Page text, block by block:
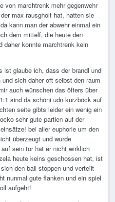
von marchtrenk mehr gegenwehr
max rausgholt hat, hatten sie
kann man der abwehr einmal ein
dem mittelf, die heute den
daher konnte marchtrenk kein
ist glaube ich, dass der brandl und
sich daher oft selbst den raum
auch wünschen das öfters über
sind da schöni udn kurzböck auf
seite gibts leider ein wenig ein
sehr gute partien auf der
bei aller euphorie um den
überzeugt und wurde
sein tor hat er nicht wirklich
heute keins geschossen hat, ist
den ball stoppen und verteilt
nunmal gute flanken und ein spiel
aufgeht!